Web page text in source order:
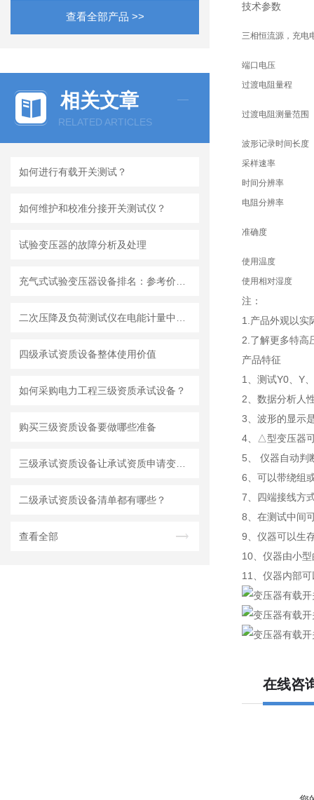
查看全部产品 >>
相关文章
RELATED ARTICLES
如何进行有载开关测试？
如何维护和校准分接开关测试仪？
试验变压器的故障分析及处理
四级承试资质设备整体使用价值
如何采购电力工程三级资质承试设备？
购买三级资质设备要做哪些准备
二级承试资质设备清单都有哪些？
查看全部
技术参数
三相恒流源，充电
端口电压
过渡电阻量程
过渡电阻测量范围
波形记录时间长度
采样速率
时间分辨率
电阻分辨率
准确度
使用温度
使用相对湿度
注：
1.产品外观以实
2.了解更多特高
产品特征
1、测试Y0、Y
2、数据分析人
3、波形的显示
4、△型变压器
5、 仪器自动判
6、可以带绕组
7、四端接线方
8、在测试中间
9、仪器可以生
10、仪器由小
11、仪器内部
在线咨